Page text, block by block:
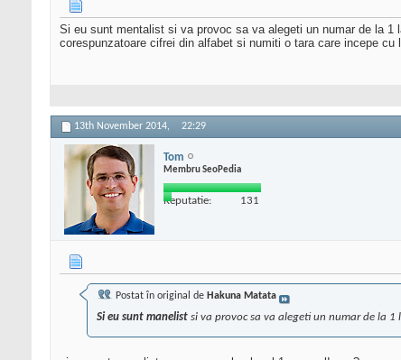
Si eu sunt mentalist si va provoc sa va alegeti un numar de la
corespunzatoare cifrei din alfabet si numiti o tara care incepe
13th November 2014, 22:29
Tom
Membru SeoPedia
Reputatie: 131
Postat în original de Hakuna Matata
Si eu sunt manelist si va provoc sa va alegeti un numar de la 1